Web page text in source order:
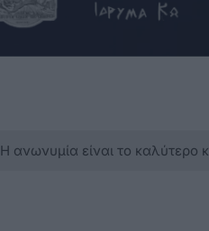
Η ανωνυμία είναι το καλύτερο